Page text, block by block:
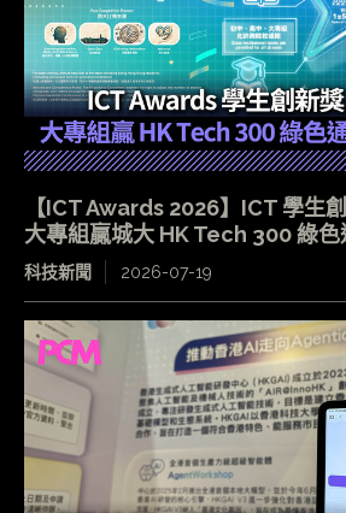
【ICT Awards 2026】ICT 學生
大專組贏城大 HK Tech 300 綠
科技新聞 2026-07-19